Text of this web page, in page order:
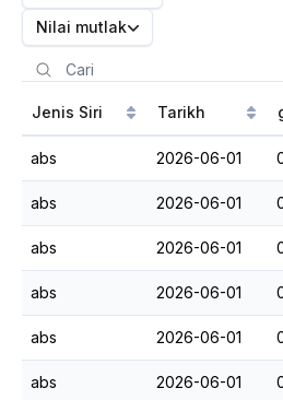
Nilai mutlak
Jenis Siri Tarikh
abs 2026-06-01
abs 2026-06-01
abs 2026-06-01
abs 2026-06-01
abs 2026-06-01
abs 2026-06-01